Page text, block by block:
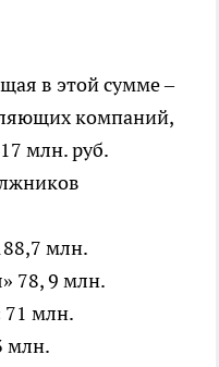
в этой сумме –
компаний,
млн. руб.
млн.
78, 9 млн.
млн.
млн.